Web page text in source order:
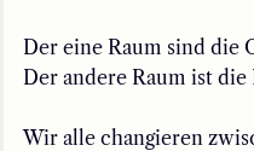
Der eine Raum sind die
Der andere Raum ist
Wir alle changieren